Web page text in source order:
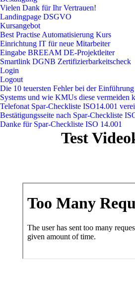
Vielen Dank für Ihr Vertrauen!
Landingpage DSGVO
Kursangebot
Best Practise Automatisierung Kurs
Einrichtung IT für neue Mitarbeiter
Eingabe BREEAM DE-Projektleiter
Smartlink DGNB Zertifizierbarkeitscheck
Login
Logout
Die 10 teuersten Fehler bei der
Systems und wie KMUs diese vermeiden
Telefonat Spar-Checkliste ISO14.001
Bestätigungsseite nach Spar-Checkliste
Danke für Spar-Checkliste ISO 14.001
Test